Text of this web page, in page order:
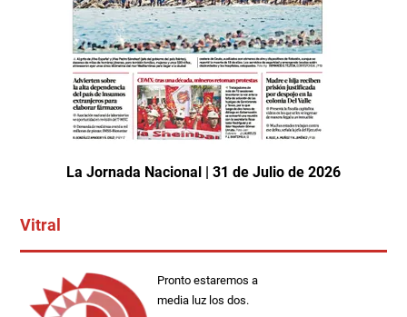
La Jornada Nacional | 31 de Julio de 2026
Vitral
Pronto estaremos a
media luz los dos.